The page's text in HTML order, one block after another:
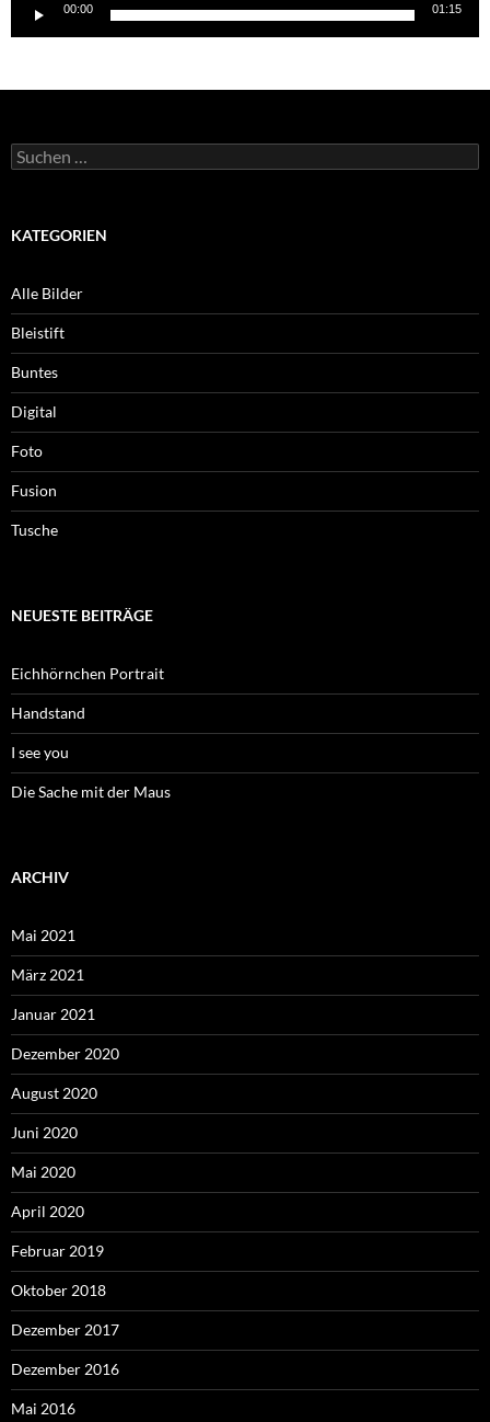
Player
00:00 01:15
Suchen
nach:
KATEGORIEN
Alle Bilder
Bleistift
Buntes
Digital
Foto
Fusion
Tusche
NEUESTE BEITRÄGE
Eichhörnchen Portrait
Handstand
I see you
Die Sache mit der Maus
ARCHIV
Mai 2021
März 2021
Januar 2021
Dezember 2020
August 2020
Juni 2020
Mai 2020
April 2020
Februar 2019
Oktober 2018
Dezember 2017
Dezember 2016
Mai 2016